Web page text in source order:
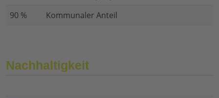
90 %
Kommunaler Anteil
Nachhaltigkeit